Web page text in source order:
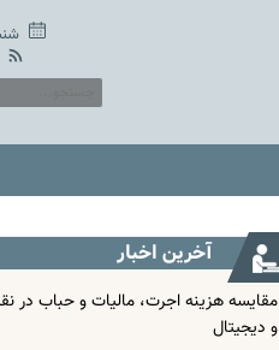
شنبه ۱۷
آخرین اخبار
مقایسه هزینه اجرت، مالیات و حباب در
و دیجیتال